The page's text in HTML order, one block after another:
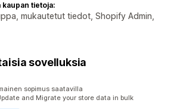
kaupan tietoja:
mukautetut tiedot, Shopify Admin,
sovelluksia
yhteensäsopimus saatavilla
and Migrate your store data in bulk